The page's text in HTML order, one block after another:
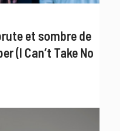
et sombre de
(I Can’t Take No